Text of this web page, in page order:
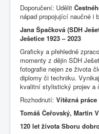
Doporučení: Udělit
nápad propojující naučné i
Jana Špačková (SDH
Ješetice 1923 – 2023
Graficky a přehledně
momenty z dějin SDH
fotografie nejen ze života
diplomy či techniku.
kvalitní stylistický projev a
Rozhodnutí: Vítězná
Tomáš Čeřovský, Martin
120 let života Sboru